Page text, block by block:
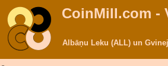
CoinMill.com -
Albāņu Leku (ALL) un